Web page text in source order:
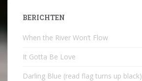
BERICHTEN
When the River Won’t Flow
It Gotta Be Love
Darling Blue (read flag turns up black)